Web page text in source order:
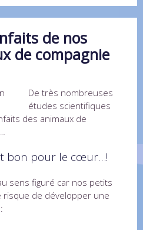
de nos
de compagnie
De très nombreuses
études scientifiques
des animaux de
bon pour le cœur…!
sens figuré car nos petits
de développer une